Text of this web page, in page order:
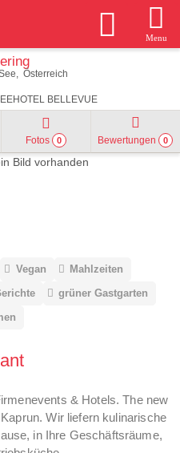
Menu
Österreich
BELLEVUE
Fotos 0 Bewertungen 0
Vegan
Mahlzeiten
grüner Gastgarten
& Hotels. The new
Wir liefern kulinarische
in Ihre Geschäftsräume,